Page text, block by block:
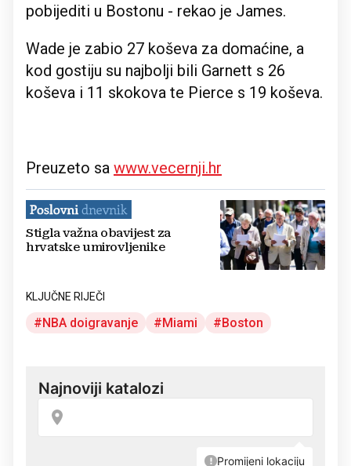
pobijediti u Bostonu - rekao je James.
Wade je zabio 27 koševa za domaćine, a
kod gostiju su najbolji bili Garnett s 26
koševa i 11 skokova te Pierce s 19 koševa.
Preuzeto sa www.vecernji.hr
Stigla važna obavijest za
hrvatske umirovljenike
KLJUČNE RIJEČI
NBA doigravanje Miami Boston